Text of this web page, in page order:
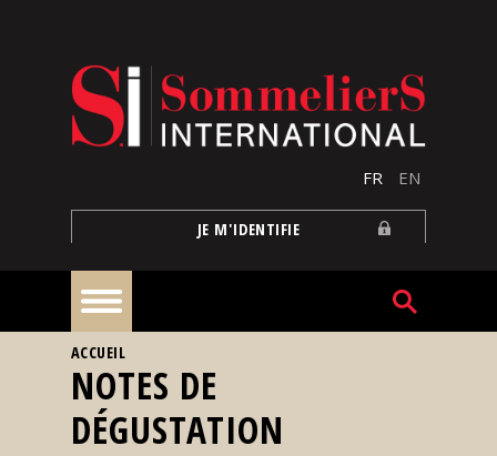
FR EN
JE M'IDENTIFIE
À
la
une
VOUS ÊTES ICI
ACCUEIL
NOTES DE
DÉGUSTATION